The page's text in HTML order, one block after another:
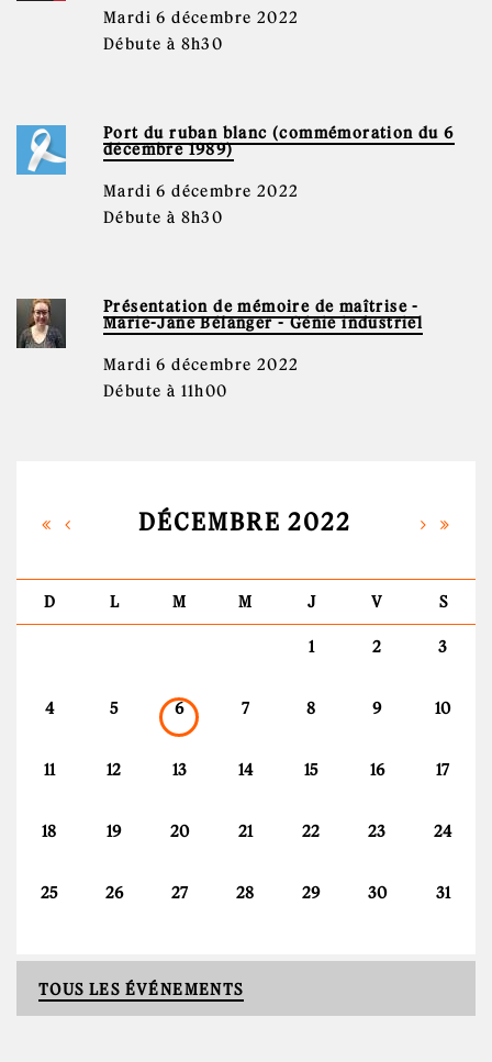
Mardi 6 décembre 2022
Débute à 8h30
Port du ruban blanc (commémoration du 6
décembre 1989)
Mardi 6 décembre 2022
Débute à 8h30
Présentation de mémoire de maîtrise -
Marie-Jane Bélanger - Génie industriel
Mardi 6 décembre 2022
Débute à 11h00
DÉCEMBRE 2022
D L M M J V S
1 2 3
4 5 6 7 8 9 10
11 12 13 14 15 16 17
18 19 20 21 22 23 24
25 26 27 28 29 30 31
TOUS LES ÉVÉNEMENTS